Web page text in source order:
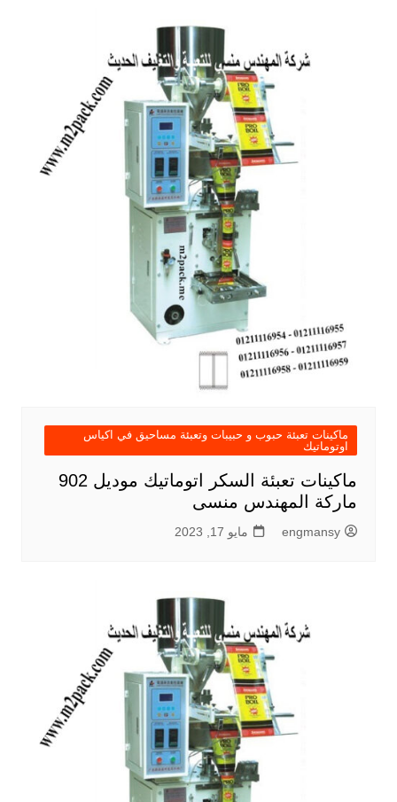
ماكينات تعبئة حبوب و حبيبات وتعبئة مساحيق في اكياس
اوتوماتيك
ماكينات تعبئة السكر اتوماتيك موديل 902
ماركة المهندس منسى
engmansy مايو 17, 2023